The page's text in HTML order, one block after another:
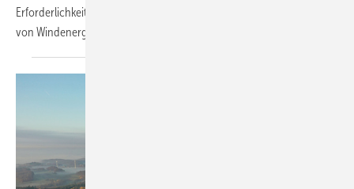
Erforderlichkeitsgebot stellen konkrete Anforderungen an die Qualität
von Windenergiegebieten.